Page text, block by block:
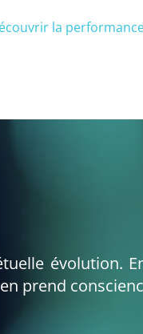
la
évolution.
prend